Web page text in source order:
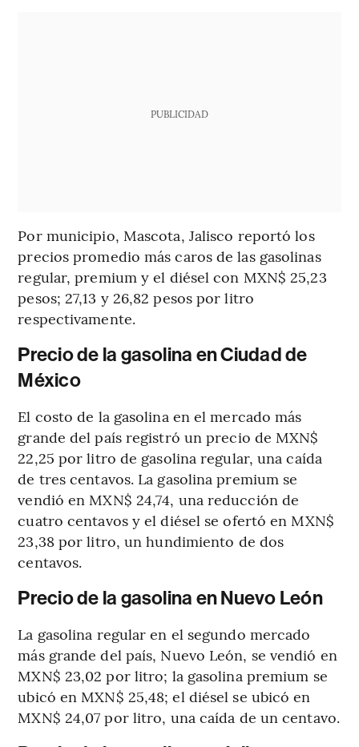
PUBLICIDAD
Por municipio, Mascota, Jalisco reportó los
precios promedio más caros de las gasolinas
regular, premium y el diésel con MXN$ 25,23
pesos; 27,13 y 26,82 pesos por litro
respectivamente.
Precio de la gasolina en Ciudad de
México
El costo de la gasolina en el mercado más
grande del país registró un precio de MXN$
22,25 por litro de gasolina regular, una caída
de tres centavos. La gasolina premium se
vendió en MXN$ 24,74, una reducción de
cuatro centavos y el diésel se ofertó en MXN$
23,38 por litro, un hundimiento de dos
centavos.
Precio de la gasolina en Nuevo León
La gasolina regular en el segundo mercado
más grande del país, Nuevo León, se vendió en
MXN$ 23,02 por litro; la gasolina premium se
ubicó en MXN$ 25,48; el diésel se ubicó en
MXN$ 24,07 por litro, una caída de un centavo.